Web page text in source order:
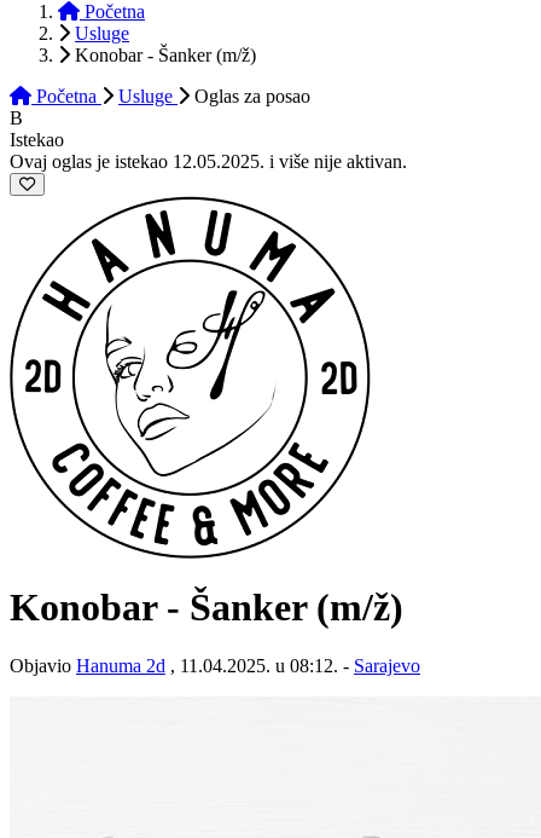
Početna
Usluge
Konobar - Šanker (m/ž)
Početna
Usluge Oglas za posao
B
Istekao
Ovaj oglas je istekao 12.05.2025. i više nije aktivan.
Konobar - Šanker (m/ž)
Objavio Hanuma 2d , 11.04.2025. u 08:12. - Sarajevo